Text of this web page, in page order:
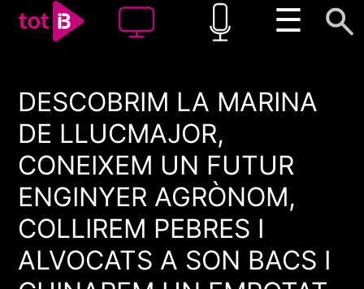
☰
00:00 00:00
1x
DESCOBRIM LA MARINA
DE LLUCMAJOR,
CONEIXEM UN FUTUR
ENGINYER AGRÒNOM,
COLLIREM PEBRES I
ALVOCATS A SON BACS I